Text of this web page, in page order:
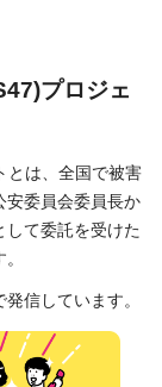
プロジェ
とは、全国で被害
安委員会委員長か
して委託を受けた
信しています。